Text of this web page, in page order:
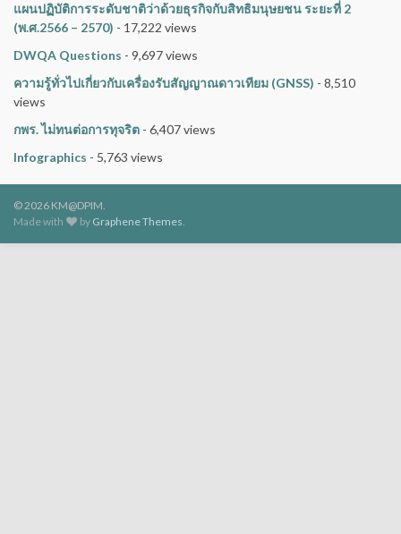
แผนปฏิบัติการระดับชาติว่าด้วยธุรกิจกับสิทธิมนุษยชน ระยะที่ 2
(พ.ศ.2566 – 2570) - 17,222 views
DWQA Questions - 9,697 views
ความรู้ทั่วไปเกี่ยวกับเครื่องรับสัญญาณดาวเทียม (GNSS) - 8,510
views
กพร. ไม่ทนต่อการทุจริต - 6,407 views
Infographics - 5,763 views
© 2026 KM@DPIM.
Made with
by Graphene Themes.